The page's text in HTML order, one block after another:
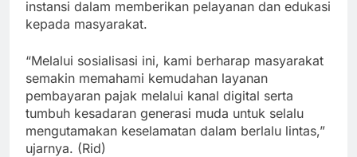
instansi dalam memberikan pelayanan dan edukasi
kepada masyarakat.
“Melalui sosialisasi ini, kami berharap masyarakat
semakin memahami kemudahan layanan
pembayaran pajak melalui kanal digital serta
tumbuh kesadaran generasi muda untuk selalu
mengutamakan keselamatan dalam berlalu lintas,”
ujarnya. (Rid)